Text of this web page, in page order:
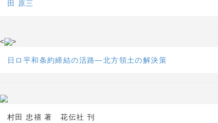
田 原三
< >
日ロ平和条約締結の活路―北方領土の解決策
村田 忠禧 著 花伝社 刊